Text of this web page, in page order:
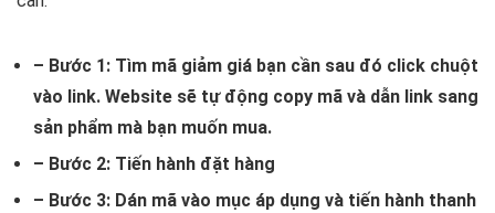
– Bước 1: Tìm mã giảm giá bạn cần sau đó click chuột
vào link. Website sẽ tự động copy mã và dẫn link sang
sản phẩm mà bạn muốn mua.
– Bước 2: Tiến hành đặt hàng
– Bước 3: Dán mã vào mục áp dụng và tiến hành thanh